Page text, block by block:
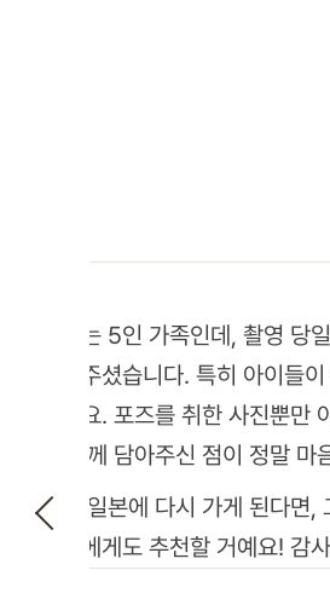
저희는 5인 가족인데, 촬영 당
맞아주셨습니다. 특히 아이들
셨어요. 포즈를 취한 사진뿐만
도 함께 담아주신 점이 정말 마
만약 일본에 다시 가게 된다면,
족들에게도 추천할 거예요! 감